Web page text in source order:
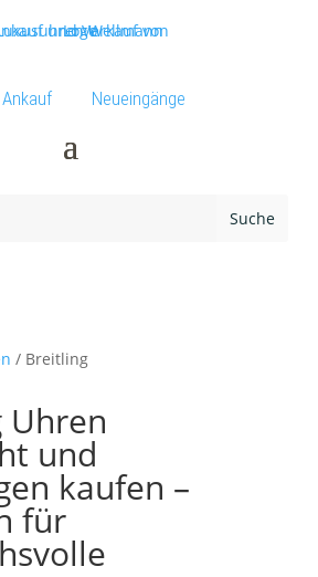
Neueingänge
/ Breitling
Uhren
und
kaufen –
für